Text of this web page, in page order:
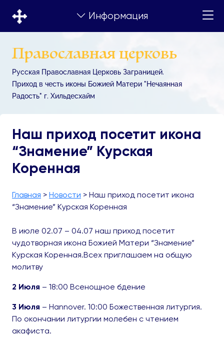
Информация
Православная церковь
Русская Православная Церковь Заграницей.
Приход в честь иконы Божией Матери "Нечаянная
Радость" г. Хильдесхайм
Наш приход посетит икона
“Знамение” Курская
Коренная
Главная > Новости > Наш приход посетит икона
“Знамение” Курская Коренная
В июле 02.07 – 04.07 наш приход посетит
чудотворная икона Божией Матери “Знамение”
Курская Коренная.Всех приглашаем на общую
молитву
2 Июля – 18:00 Всенощное бдение
3 Июля – Hannover. 10:00 Божественная литургия.
По окончании литургии молебен с чтением
акафиста.